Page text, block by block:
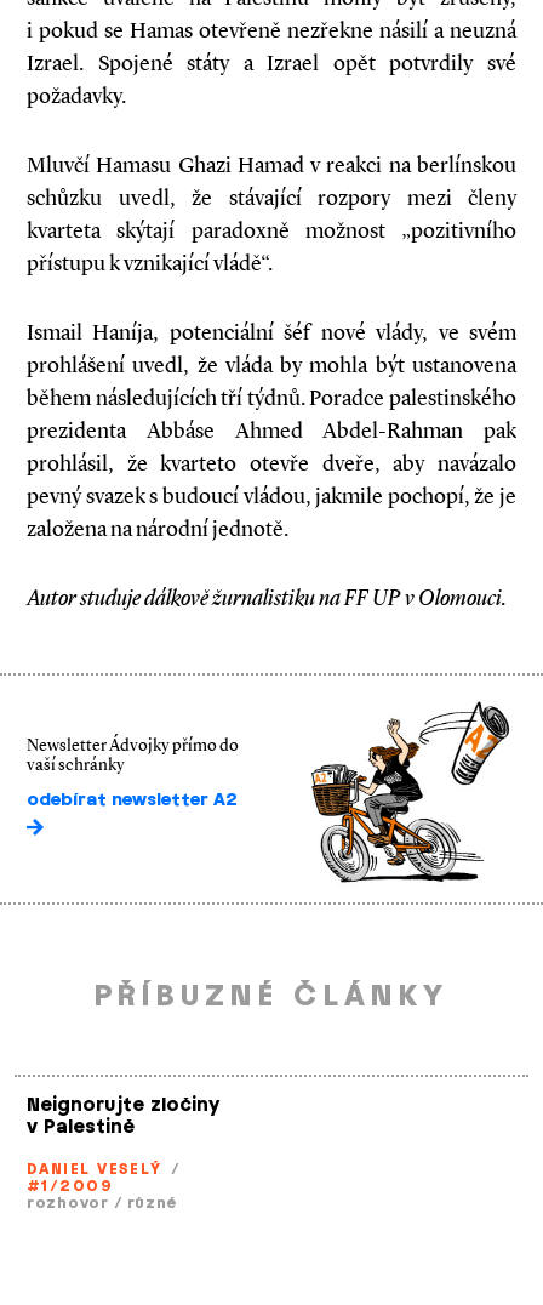
i pokud se Hamas otevřeně nezřekne násilí a neuzná
Izrael. Spojené státy a Izrael opět potvrdily své
požadavky.
Mluvčí Hamasu Ghazi Hamad v reakci na berlínskou
schůzku uvedl, že stávající rozpory mezi členy
kvarteta skýtají paradoxně možnost „pozitivního
přístupu k vznikající vládě“.
Ismail Haníja, potenciální šéf nové vlády, ve svém
prohlášení uvedl, že vláda by mohla být ustanovena
během následujících tří týdnů. Poradce palestinského
prezidenta Abbáse Ahmed Abdel-Rahman pak
prohlásil, že kvarteto otevře dveře, aby navázalo
pevný svazek s budoucí vládou, jakmile pochopí, že je
založena na národní jednotě.
Autor studuje dálkově žurnalistiku na FF UP v Olomouci.
Newsletter Ádvojky přímo do
vaší schránky
odebírat newsletter A2
PŘÍBUZNÉ ČLÁNKY
Neignorujte zločiny
v Palestině
DANIEL VESELÝ /
#1/2009
rozhovor / různé